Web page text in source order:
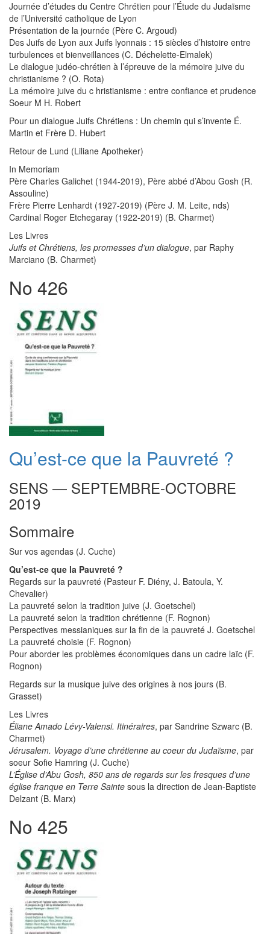
Journée d’études du Centre Chrétien pour l’Étude du Judaïsme
de l’Université catholique de Lyon
Présentation de la journée (Père C. Argoud)
Des Juifs de Lyon aux Juifs lyonnais : 15 siècles d’histoire entre
turbulences et bienveillances (C. Déchelette-Elmalek)
Le dialogue judéo-chrétien à l’épreuve de la mémoire juive du
christianisme ? (O. Rota)
La mémoire juive du c hristianisme : entre confiance et prudence
Soeur M H. Robert
Pour un dialogue Juifs Chrétiens : Un chemin qui s’invente É.
Martin et Frère D. Hubert
Retour de Lund (Liliane Apotheker)
In Memoriam
Père Charles Galichet (1944-2019), Père abbé d’Abou Gosh (R.
Assouline)
Frère Pierre Lenhardt (1927-2019) (Père J. M. Leite, nds)
Cardinal Roger Etchegaray (1922-2019) (B. Charmet)
Les Livres
Juifs et Chrétiens, les promesses d’un dialogue, par Raphy
Marciano (B. Charmet)
No 426
Qu’est-ce que la Pauvreté ?
SENS — SEPTEMBRE-OCTOBRE
2019
Sommaire
Sur vos agendas (J. Cuche)
Qu’est-ce que la Pauvreté ?
Regards sur la pauvreté (Pasteur F. Diény, J. Batoula, Y.
Chevalier)
La pauvreté selon la tradition juive (J. Goetschel)
La pauvreté selon la tradition chrétienne (F. Rognon)
Perspectives messianiques sur la fin de la pauvreté J. Goetschel
La pauvreté choisie (F. Rognon)
Pour aborder les problèmes économiques dans un cadre laïc (F.
Rognon)
Regards sur la musique juive des origines à nos jours (B.
Grasset)
Les Livres
Éliane Amado Lévy-Valensi. Itinéraires, par Sandrine Szwarc (B.
Charmet)
Jérusalem. Voyage d’une chrétienne au coeur du Judaïsme, par
soeur Sofie Hamring (J. Cuche)
L’Église d’Abu Gosh, 850 ans de regards sur les fresques d’une
église franque en Terre Sainte sous la direction de Jean-Baptiste
Delzant (B. Marx)
No 425